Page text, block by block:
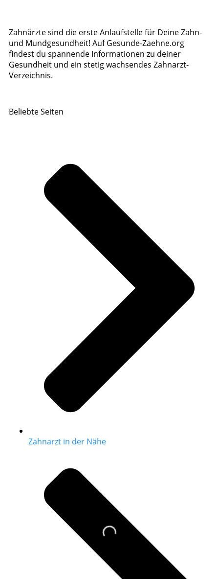
Zahnärzte sind die erste Anlaufstelle für Deine Zahn-
und Mundgesundheit! Auf Gesunde-Zaehne.org
findest du spannende Informationen zu deiner
Gesundheit und ein stetig wachsendes Zahnarzt-
Verzeichnis.
Beliebte Seiten
Zahnarzt in der Nähe